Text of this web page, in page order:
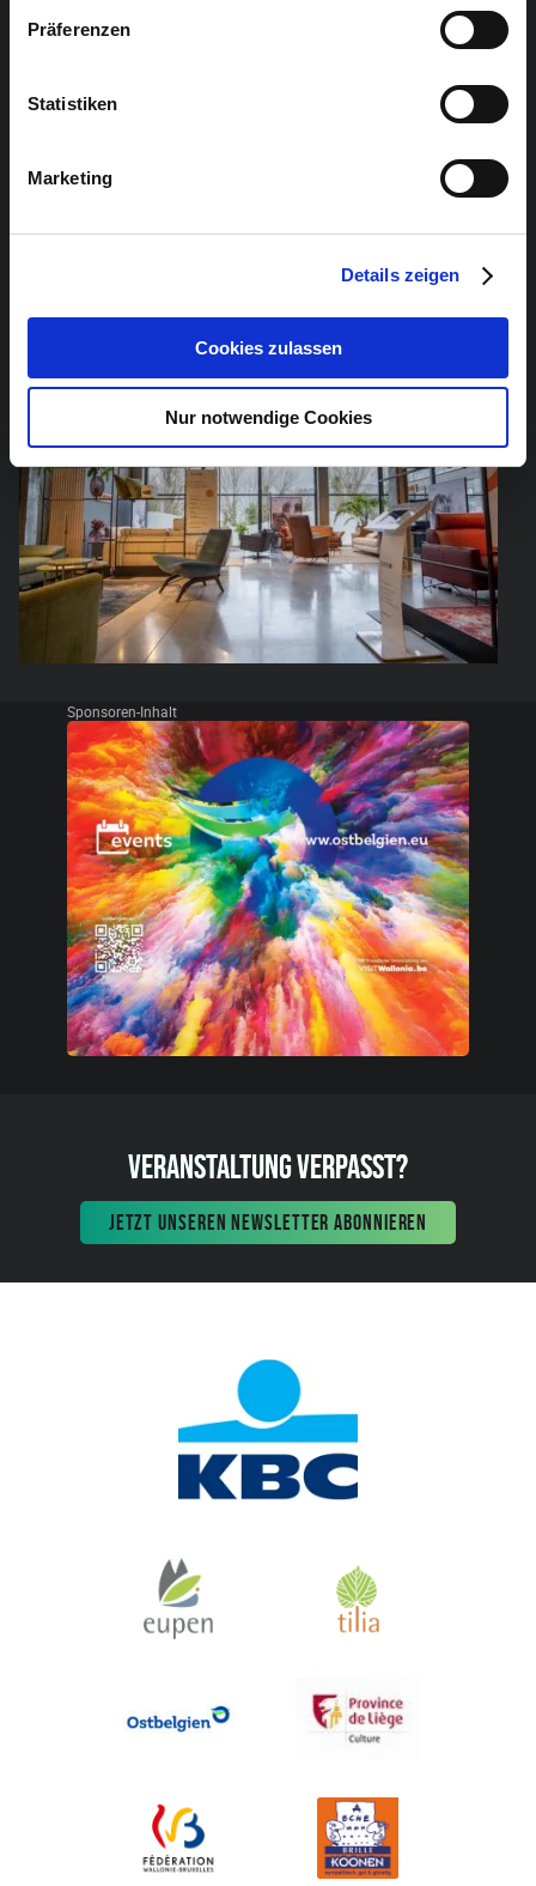
Präferenzen
Statistiken
Marketing
Details zeigen
Cookies zulassen
Nur notwendige Cookies
Sponsoren-Inhalt
VERANSTALTUNG VERPASST?
JETZT UNSEREN NEWSLETTER ABONNIEREN